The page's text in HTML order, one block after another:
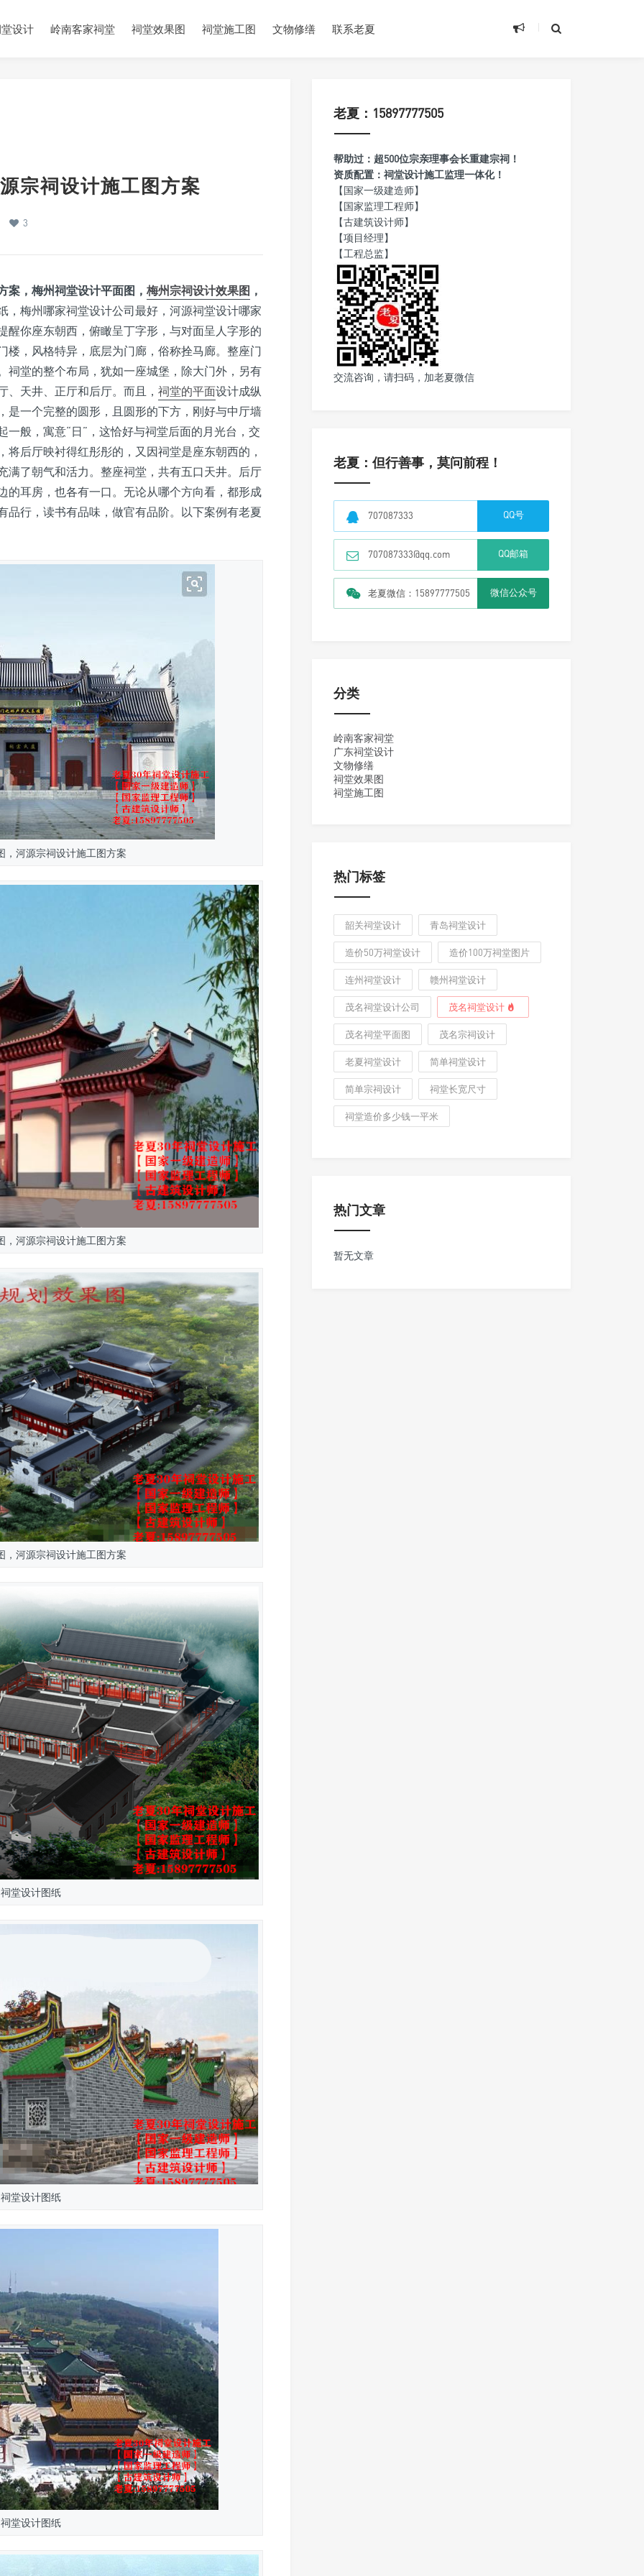
设计 岭南客家祠堂 祠堂效果图 祠堂施工图 文物修缮 联系老夏
宗祠设计施工图方案
3
案，梅州祠堂设计平面图， 梅州宗祠设计效果图 ，
，梅州哪家祠堂设计公司最好，河源祠堂设计哪家
醒你座东朝西，俯瞰呈丁字形，与对面呈人字形的
楼，风格特异，底层为门廊，俗称拴马廊。整座门
祠堂的整个布局，犹如一座城堡，除大门外，另有
天井、正厅和后厅。而且， 祠堂的平面设计成纵
是一个完整的圆形，且圆形的下方，刚好与中厅墙
般，寓意“日”，这恰好与祠堂后面的月光台，交
后厅映衬得红彤彤的，又因祠堂是座东朝西的，
满了朝气和活力。整座祠堂，共有五口天井。后厅
的耳房，也各有一口。无论从哪个方向看，都形成
品行，读书有品味，做官有品阶。以下案例有老夏
，河源宗祠设计施工图方案
，河源宗祠设计施工图方案
，河源宗祠设计施工图方案
堂设计图纸
堂设计图纸
堂设计图纸
老夏：15897777505
帮助过：超500位宗亲理事会长重建宗祠！
资质配置：祠堂设计施工监理一体化！
【国家一级建造师】
【国家监理工程师】
【古建筑设计师】
【项目经理】
【工程总监】
交流咨询，请扫码，加老夏微信
老夏：但行善事，莫问前程！
707087333 QQ号
707087333@qq.com QQ邮箱
老夏微信：15897777505 微信公众号
分类
岭南客家祠堂
广东祠堂设计
文物修缮
祠堂效果图
祠堂施工图
热门标签
韶关祠堂设计 青岛祠堂设计
造价50万祠堂设计 造价100万祠堂图片
连州祠堂设计 赣州祠堂设计
茂名祠堂设计公司 茂名祠堂设计
茂名祠堂平面图 茂名宗祠设计
老夏祠堂设计 简单祠堂设计
简单宗祠设计 祠堂长宽尺寸
祠堂造价多少钱一平米
热门文章
暂无文章